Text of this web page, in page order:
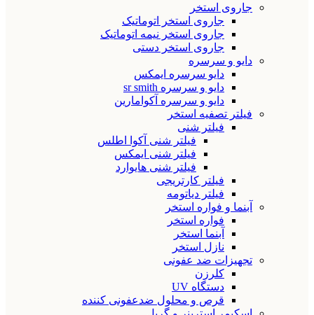
جاروی استخر
جاروی استخر اتوماتیک
جاروی استخر نیمه اتوماتیک
جاروی استخر دستی
دایو و سرسره
دایو سرسره ایمکس
دایو و سرسره sr smith
دایو و سرسره آکوامارین
فیلتر تصفیه استخر
فیلتر شنی
فیلتر شنی آکوا اطلس
فیلتر شنی ایمکس
فیلتر شنی هایوارد
فیلتر کارتریجی
فیلتر دیاتومه
آبنما و فواره استخر
فواره استخر
آبنما استخر
نازل استخر
تجهیزات ضد عفونی
کلرزن
دستگاه UV
قرص و محلول ضدعفونی کننده